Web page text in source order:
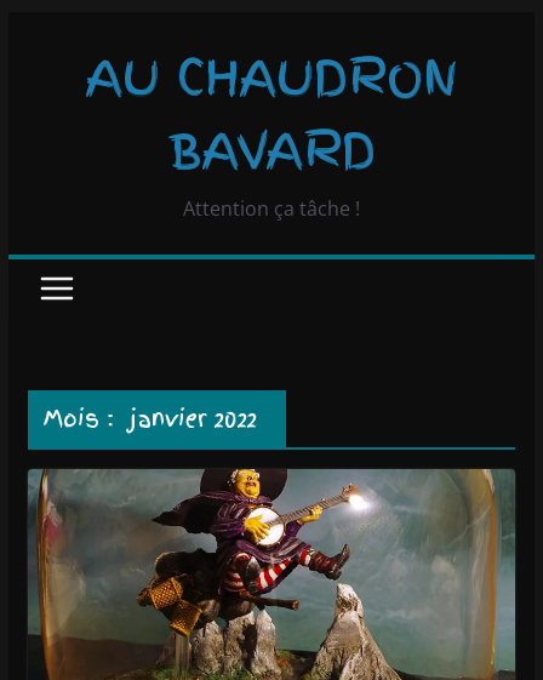
AU CHAUDRON
BAVARD
Attention ça tâche !
Mois : janvier 2022